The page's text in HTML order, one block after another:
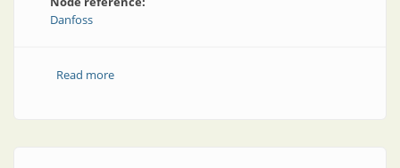
Danfoss
Read moreabout Una embarcación que ya cumple con los